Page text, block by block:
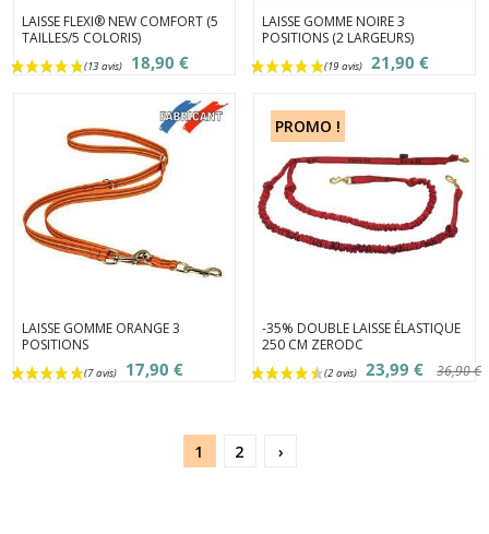
LAISSE FLEXI® NEW COMFORT (5
TAILLES/5 COLORIS)
18,90 €
LAISSE GOMME NOIRE 3
POSITIONS (2 LARGEURS)
21,90 €
LAISSE GOMME ORANGE 3
POSITIONS
17,90 €
PROMO !
-35% DOUBLE LAISSE ÉLASTIQUE
250 CM ZERODC
23,99 € 36,90 €
1 2 ›